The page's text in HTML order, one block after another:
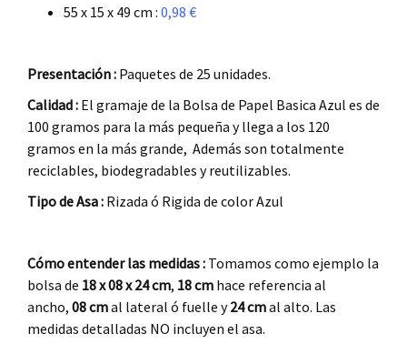
55 x 15 x 49 cm : 0,98 €
Presentación : Paquetes de 25 unidades.
Calidad : El gramaje de la Bolsa de Papel Basica Azul es de
100 gramos para la más pequeña y llega a los 120
gramos en la más grande, Además son totalmente
reciclables, biodegradables y reutilizables.
Tipo de Asa : Rizada ó Rigida de color Azul
Cómo entender las medidas : Tomamos como ejemplo la
bolsa de 18 x 08 x 24cm, 18 cm hace referencia al
ancho, 08 cmal lateral ó fuelle y24 cmal alto. Las
medidas detalladas NO incluyen el asa.